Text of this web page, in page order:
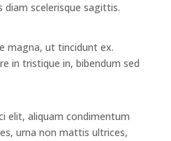
diam scelerisque sagittis.
magna, ut tincidunt ex.
in tristique in, bibendum sed
elit, aliquam condimentum
urna non mattis ultrices,